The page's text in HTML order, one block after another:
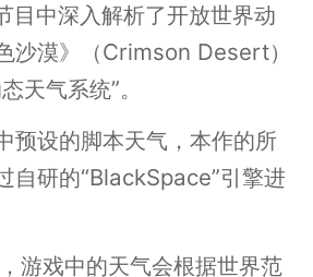
目中深入解析了开放世界动
沙漠》（Crimson Desert）
天气系统”。
预设的脚本天气，本作的所
自研的“BlackSpace”引擎进
游戏中的天气会根据世界范